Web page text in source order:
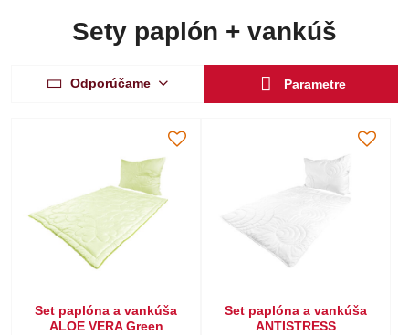
Sety paplón + vankúš
Odporúčame Parametre
Set paplóna a vankúša
ALOE VERA Green
Set paplóna a vankúša
ANTISTRESS